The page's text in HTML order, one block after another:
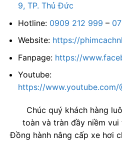
9, TP. Thủ Đức
Hotline: 0909 212 999 –
Website: https://
Fanpage: https://
Youtube:
https://www.youtube.com/
Chúc quý khách hàng
toàn và tràn đầy niềm
Đồng hành nâng cấp xe hơi